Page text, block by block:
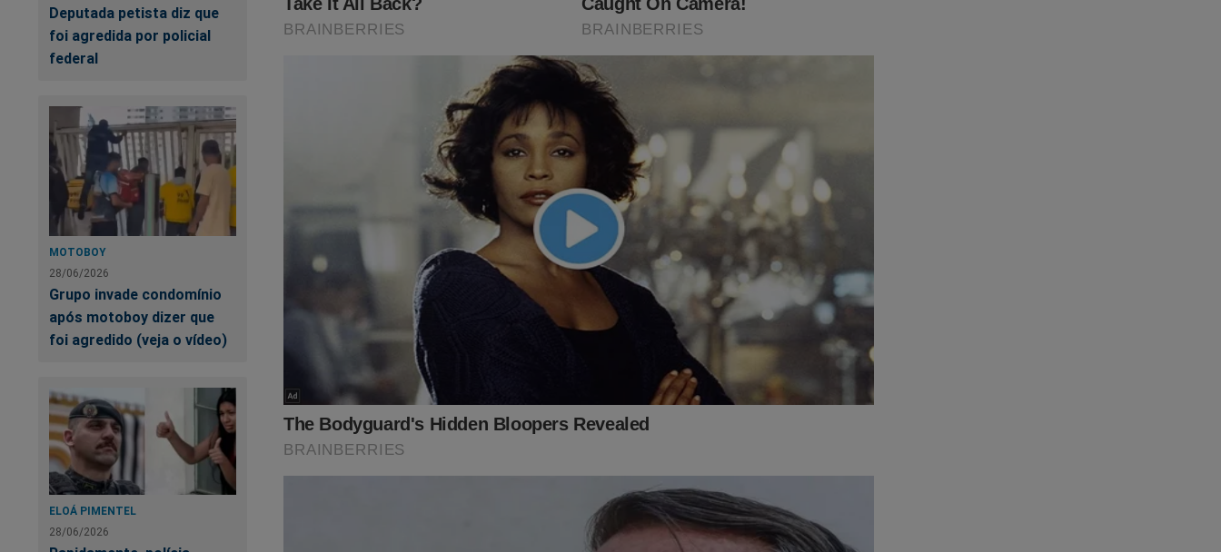
Deputada petista diz que
foi agredida por policial
federal
MOTOBOY
28/06/2026
Grupo invade condomínio
após motoboy dizer que
foi agredido (veja o vídeo)
ELOÁ PIMENTEL
28/06/2026